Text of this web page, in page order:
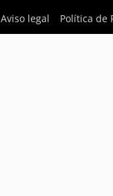
Aviso legal Política de